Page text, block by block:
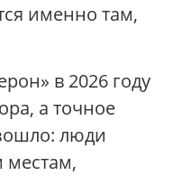
именно там,
в 2026 году
а точное
люди
местам,